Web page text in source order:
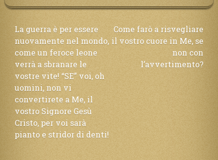
Navigazione
articoli
La guerra è per essere
nuovamente nel mondo,
come un feroce leone
verrà a sbranare le
vostre vite! “SE” voi, oh
uomini, non vi
convertirete a Me, il
vostro Signore Gesù
Cristo, per voi sarà
pianto e stridor di denti!
Come farò a risvegliare
il vostro cuore in Me, se
non con
l’avvertimento?